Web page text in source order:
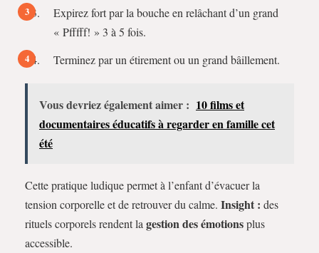
Expirez fort par la bouche en relâchant d’un grand
« Pfffff! » 3 à 5 fois.
Terminez par un étirement ou un grand bâillement.
Vous devriez également aimer : 10 films et
documentaires éducatifs à regarder en famille cet
été
Cette pratique ludique permet à l’enfant d’évacuer la
tension corporelle et de retrouver du calme. Insight : des
rituels corporels rendent la gestion des émotionsplus
accessible.